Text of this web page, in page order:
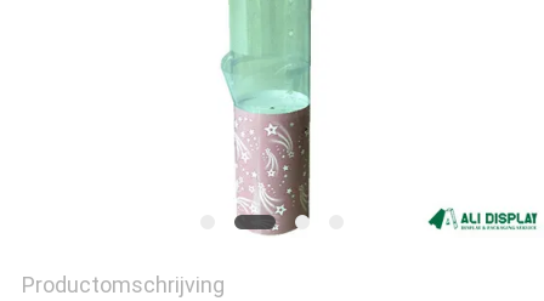
Productomschrijving